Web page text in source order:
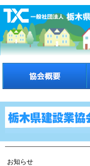
お知らせ